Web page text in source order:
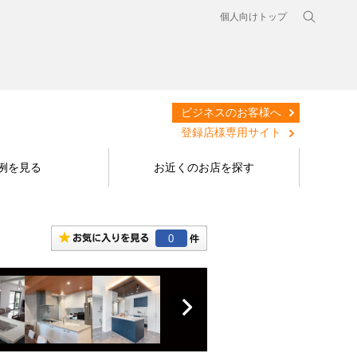
個人向けトップ
ビジネスのお客様へ
登録店様専用サイト
を見る お近くのお店を探す
0